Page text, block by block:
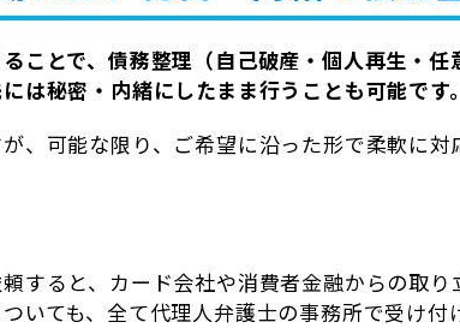
ことで、債務整理（自己破産・個人再生・任
は秘密・内緒にしたまま行うことも可能です。
、可能な限り、ご希望に沿った形で柔軟に対
すると、カード会社や消費者金融からの取り
いても、全て代理人弁護士の事務所で受け付